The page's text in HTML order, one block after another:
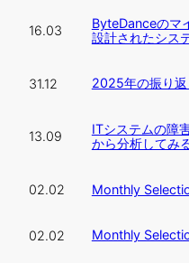
16.03
ByteDanceのマ
設計されたシス
31.12 2025年の振り返
13.09
ITシステムの障
から分析してみ
02.02 Monthly
02.02 Monthly